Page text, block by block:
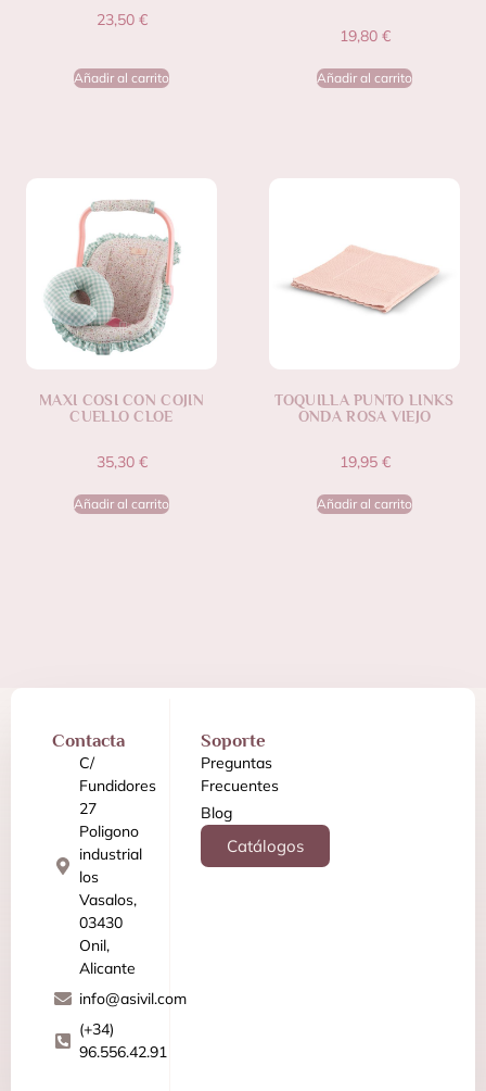
23,50 €
Añadir al carrito
19,80 €
Añadir al carrito
MAXI COSI CON COJIN
CUELLO CLOE
35,30 €
Añadir al carrito
TOQUILLA PUNTO LINKS
ONDA ROSA VIEJO
19,95 €
Añadir al carrito
Contacta
C/
Fundidores
27
Poligono
industrial
los
Vasalos,
03430
Onil,
Alicante
info@asivil.com
(+34)
96.556.42.91
Soporte
Preguntas
Frecuentes
Blog
Catálogos